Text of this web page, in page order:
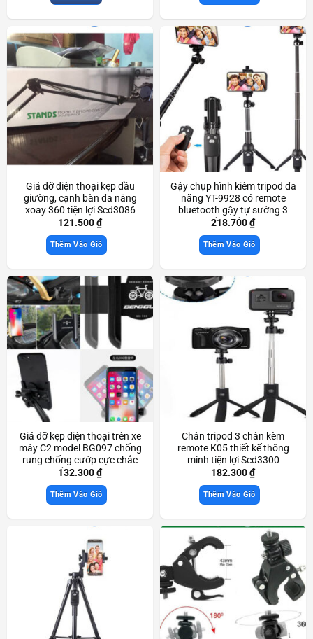
Giá đỡ điện thoại kẹp đầu
giường, cạnh bàn đa năng
xoay 360 tiện lợi Scd3086
121.500₫
Thêm Vào Giỏ
Gậy chụp hình kiêm tripod đa
năng YT-9928 có remote
bluetooth gậy tự sướng 3
chân chắc chắn Scd3619
218.700₫
Thêm Vào Giỏ
Giá đỡ kẹp điện thoại trên xe
máy C2 model BG097 chống
rung chống cướp cực chắc
chắn Scd3357
132.300₫
Thêm Vào Giỏ
Chân tripod 3 chân kèm
remote K05 thiết kế thông
minh tiện lợi Scd3300
182.300₫
Thêm Vào Giỏ